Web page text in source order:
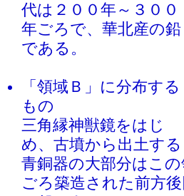
代は２００年～３００
年ごろで、華北産の鉛
である。
「領域Ｂ」に分布する
もの
三角縁神獣鏡をはじ
め、古墳から出土する
青銅器の大部分はこ
ごろ築造された前方